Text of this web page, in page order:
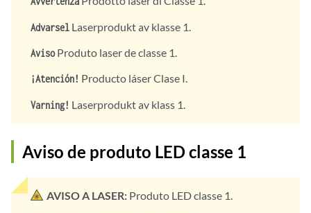
Advarsel Laserprodukt av klasse 1.
AvisoProduto laser de classe 1.
¡Atención! Producto láser Clase I.
Varning! Laserprodukt av klass 1.
Aviso de produto LED classe 1
AVISO A LASER: Produto LED classe 1.